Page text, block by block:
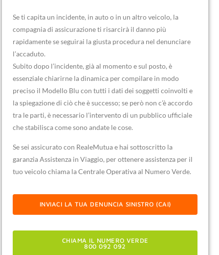
Se ti capita un incidente, in auto o in un altro veicolo, la
compagnia di assicurazione ti risarcirà il danno più
rapidamente se seguirai la giusta procedura nel denunciare
l’accaduto.
Subito dopo l’incidente, già al momento e sul posto, è
essenziale chiarirne la dinamica per compilare in modo
preciso il Modello Blu con tutti i dati dei soggetti coinvolti e
la spiegazione di ciò che è successo; se però non c’è accordo
tra le parti, è necessario l’intervento di un pubblico ufficiale
che stabilisca come sono andate le cose.
Se sei assicurato con RealeMutua e hai sottoscritto la
garanzia Assistenza in Viaggio, per ottenere assistenza per il
tuo veicolo chiama la Centrale Operativa al Numero Verde.
INVIACI LA TUA DENUNCIA SINISTRO (CAI)
CHIAMA IL NUMERO VERDE
800 092 092